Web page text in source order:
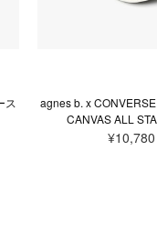
ス
agnes b. x
CANVAS ALL
¥10,780